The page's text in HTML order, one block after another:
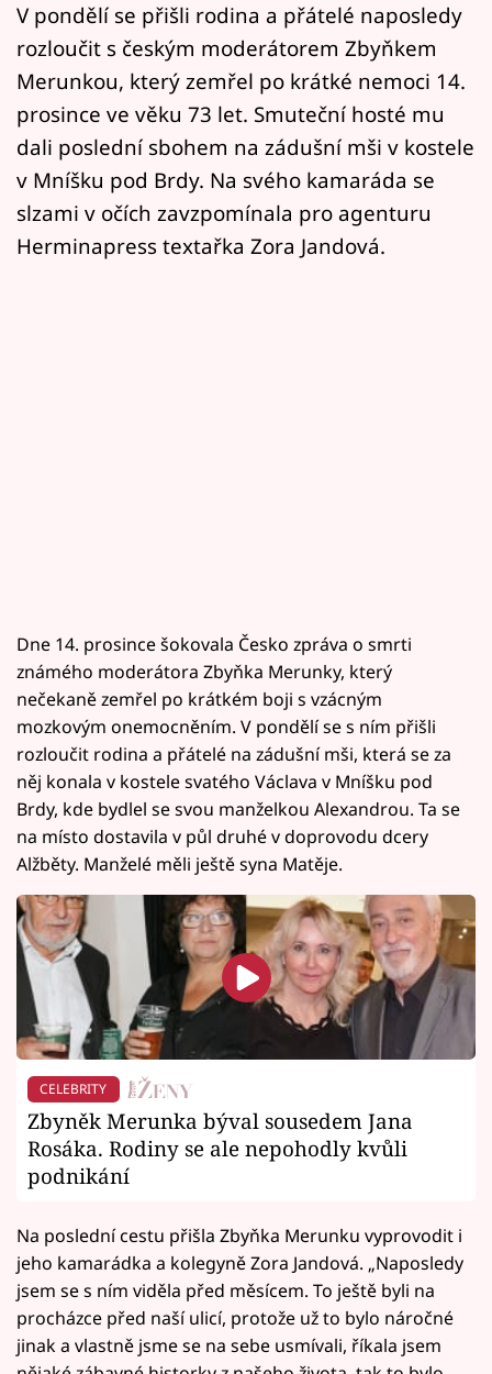
Sledujte nás
V pondělí se přišli rodina a přátelé naposledy
rozloučit s českým moderátorem Zbyňkem
Merunkou, který zemřel po krátké nemoci 14.
prosince ve věku 73 let. Smuteční hosté mu
dali poslední sbohem na zádušní mši v kostele
v Mníšku pod Brdy. Na svého kamaráda se
slzami v očích zavzpomínala pro agenturu
Herminapress textařka Zora Jandová.
Dne 14. prosince šokovala Česko zpráva o smrti
známého moderátora Zbyňka Merunky, který
nečekaně zemřel po krátkém boji s vzácným
mozkovým onemocněním. V pondělí se s ním přišli
rozloučit rodina a přátelé na zádušní mši, která se za
něj konala v kostele svatého Václava v Mníšku pod
Brdy, kde bydlel se svou manželkou Alexandrou. Ta se
na místo dostavila v půl druhé v doprovodu dcery
Alžběty. Manželé měli ještě syna Matěje.
CELEBRITY
Zbyněk Merunka býval sousedem Jana
Rosáka. Rodiny se ale nepohodly kvůli
podnikání
Na poslední cestu přišla Zbyňka Merunku vyprovodit i
jeho kamarádka a kolegyně Zora Jandová. „Naposledy
jsem se s ním viděla před měsícem. To ještě byli na
procházce před naší ulicí, protože už to bylo náročné
jinak a vlastně jsme se na sebe usmívali, říkala jsem